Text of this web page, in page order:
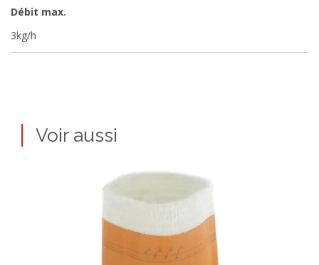
Débit max.
3kg/h
Voir aussi